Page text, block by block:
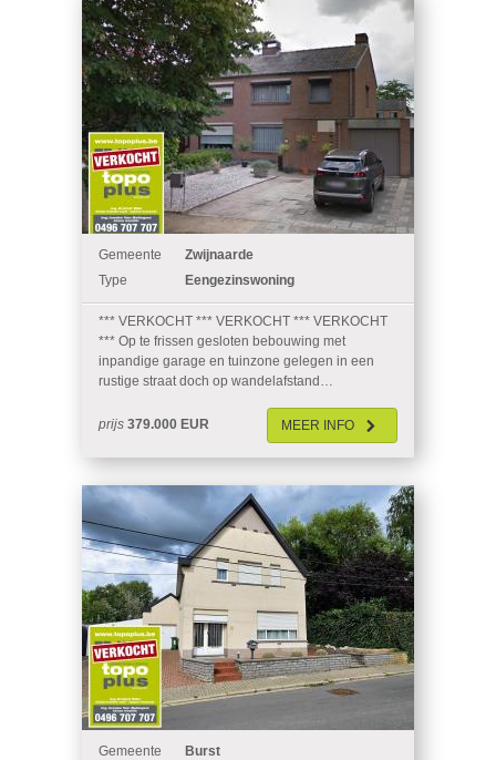
Gemeente
Zwijnaarde
Type
Eengezinswoning
*** VERKOCHT *** VERKOCHT *** VERKOCHT
*** Op te frissen gesloten bebouwing met
inpandige garage en tuinzone gelegen in een
rustige straat doch op wandelafstand…
MEER INFO
prijs 379.000 EUR
Gemeente
Burst